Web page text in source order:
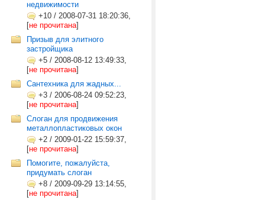
недвижимости
+10 / 2008-07-31 18:20:36,
[не прочитана]
Призыв для элитного
застройщика
+5 / 2008-08-12 13:49:33,
[не прочитана]
Сантехника для жадных...
+3 / 2006-08-24 09:52:23,
[не прочитана]
Слоган для продвижения
металлопластиковых окон
+2 / 2009-01-22 15:59:37,
[не прочитана]
Помогите, пожалуйста,
придумать слоган
+8 / 2009-09-29 13:14:55,
[не прочитана]